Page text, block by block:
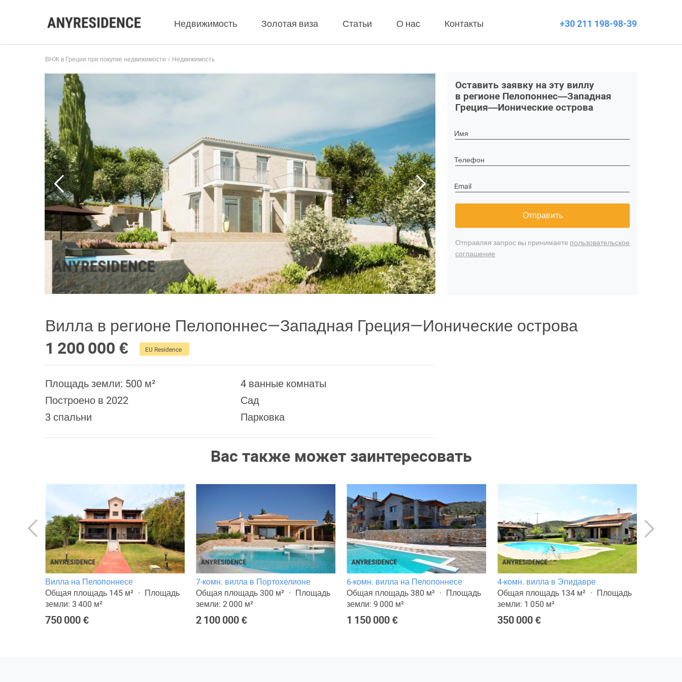
Недвижимость Золотая виза Статьи О нас Контакты +30 211 198-98-39
ВНЖ в Греции при покупке недвижимости Недвижимость
Оставить заявку на эту виллу
в регионе Пелопоннес—Западная
Греция—Ионические острова
Имя
Телефон
Email
Отправить
Отправляя запрос вы принимаете пользовательское
соглашение
Вилла в регионе Пелопоннес—Западная Греция—Ионические острова
1 200 000 €
EU Residence
Площадь земли: 500 м²
Построено в 2022
3 спальни
4 ванные комнаты
Сад
Парковка
Вас также может заинтересовать
Вилла на Пелопоннесе
Общая площадь 145 м²
Площадь
земли: 3 400 м²
750 000 €
7-комн. вилла в Портохелионе
Общая площадь 300 м²
Площадь
земли: 2 000 м²
2 100 000 €
6-комн. вилла на Пелопоннесе
Общая площадь 380 м²
Площадь
земли: 9 000 м²
1 150 000 €
4-комн. вилла в Эпидавре
Общая площадь 134 м²
Площадь
земли: 1 050 м²
350 000 €